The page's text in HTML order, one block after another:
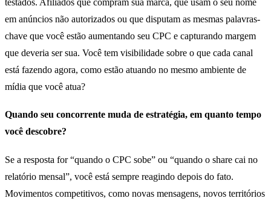
em anúncios não autorizados ou que disputam as mesmas palavras-
chave que você estão aumentando seu CPC e capturando margem
que deveria ser sua. Você tem visibilidade sobre o que cada canal
está fazendo agora, como estão atuando no mesmo ambiente de
mídia que você atua?
Quando seu concorrente muda de estratégia, em quanto tempo
você descobre?
Se a resposta for “quando o CPC sobe” ou “quando o share cai no
relatório mensal”, você está sempre reagindo depois do fato.
Movimentos competitivos, como novas mensagens, novos territórios